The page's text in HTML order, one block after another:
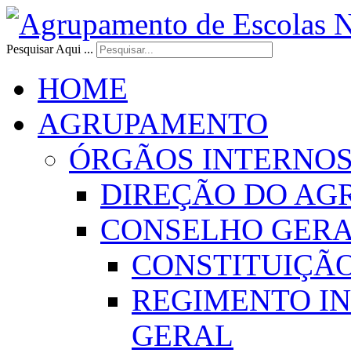
Pesquisar Aqui ...
HOME
AGRUPAMENTO
ÓRGÃOS
DIREÇÃO DO
CONSELHO
REGIMENTO
GERAL